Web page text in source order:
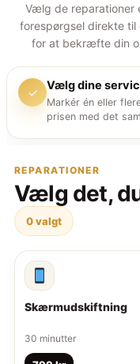
Vælg de reparationer
forespørgsel direkte
for at bekræfte din
✓ Vælg dine
Markér én eller
prisen med det
REPARATIONER
Vælg det,
0valgt
Skærmudskiftning
30 minutter